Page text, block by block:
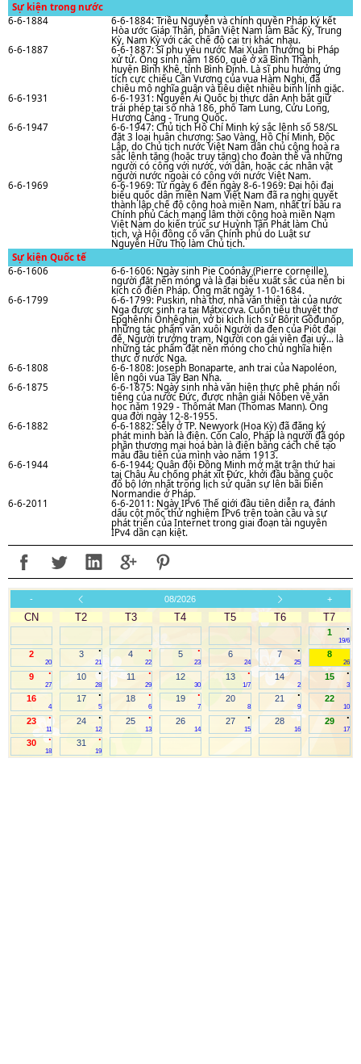
Sự kiện trong nước
6-6-1884
6-6-1884: Triều Nguyễn và chính quyền Pháp ký kết
Hòa ước Giáp Thân, phân Việt Nam làm Bắc Kỳ, Trung
Kỳ, Nam Kỳ với các chế độ cai trị khác nhau.
6-6-1887
6-6-1887: Sĩ phu yêu nước Mai Xuân Thưởng bị Pháp
xử tử. Ông sinh nǎm 1860, quê ở xã Bình Thành,
huyện Bình Khê, tỉnh Bình Định. Là sĩ phu hưởng ứng
tích cực chiếu Cần Vương của vua Hàm Nghi, đã
chiêu mộ nghĩa quân và tiêu diệt nhiều binh lính giặc.
6-6-1931
6-6-1931: Nguyễn Ái Quốc bị thực dân Anh bắt giữ
trái phép tại số nhà 186, phố Tam Lung, Cửu Long,
Hương Cảng - Trung Quốc.
6-6-1947
6-6-1947: Chủ tịch Hồ Chí Minh ký sắc lệnh số 58/SL
đặt 3 loại huân chương: Sao Vàng, Hồ Chí Minh, Độc
Lập, do Chủ tịch nước Việt Nam dân chủ cộng hoà ra
sắc lệnh tặng (hoặc truy tặng) cho đoàn thể và những
người có công với nước, với dân, hoặc các nhân vật
người nước ngoài có công với nước Việt Nam.
6-6-1969
6-6-1969: Từ ngày 6 đến ngày 8-6-1969: Đại hội đại
biểu quốc dân miền Nam Việt Nam đã ra nghị quyết
thành lập chế độ cộng hoà miền Nam, nhất trí bầu ra
Chính phủ Cách mạng lâm thời cộng hoà miền Nam
Việt Nam do kiến trúc sư Huỳnh Tấn Phát làm Chủ
tịch, và Hội đồng cố vấn Chính phủ do Luật sư
Nguyễn Hữu Thọ làm Chủ tịch.
Sự kiện Quốc tế
6-6-1606
6-6-1606: Ngày sinh Pie Coónây (Pierre corneille),
người đặt nền móng và là đại biểu xuất sắc của nền bi
kịch cổ điển Pháp. Ông mất ngày 1-10-1684.
6-6-1799
6-6-1799: Puskin, nhà thơ, nhà vǎn thiên tài của nước
Nga được sinh ra tại Mátxcơva. Cuốn tiểu thuyết thơ
Epghênhi Ônhêghin, vở bi kịch lịch sử Bôrit Gôđunốp,
những tác phẩm vǎn xuôi Người da đen của Piôt đại
đế, Người trưởng trạm, Người con gái viên đại uý... là
những tác phẩm đặt nền móng cho chủ nghĩa hiện
thực ở nước Nga.
6-6-1808
6-6-1808: Joseph Bonaparte, anh trai của Napoléon,
lên ngôi vua Tây Ban Nha.
6-6-1875
6-6-1875: Ngày sinh nhà vǎn hiện thực phê phán nổi
tiếng của nước Đức, được nhận giải Nôben về vǎn
học nǎm 1929 - Thômát Man (Thomas Mann). Ông
qua đời ngày 12-8-1955.
6-6-1882
6-6-1882: Sêly ở TP. Newyork (Hoa Kỳ) đã đǎng ký
phát minh bàn là điện. Còn Calo, Pháp là người đã góp
phần thương mại hoá bàn là điện bằng cách chế tạo
mẫu đầu tiên của mình vào nǎm 1913.
6-6-1944
6-6-1944: Quân đội Đồng Minh mở mặt trận thứ hai
tại Châu Âu chống phát xít Đức, khởi đầu bằng cuộc
đổ bộ lớn nhất trong lịch sử quân sự lên bãi biển
Normandie ở Pháp.
6-6-2011
6-6-2011: Ngày IPv6 Thế giới đầu tiên diễn ra, đánh
dấu cột mốc thử nghiệm IPv6 trên toàn cầu và sự
phát triển của Internet trong giai đoạn tài nguyên
IPv4 dần cạn kiệt.
- 08/2026 +
CN T2 T3 T4 T5 T6 T7
.
1
19/6
2
20
.
3
21
.
4
22
.
5
23
6
24
.
7
25
8
26
.
9
27
.
10
28
.
11
29
12
30
.
13
1/7
14
2
.
15
3
16
4
.
17
5
.
18
6
.
19
7
20
8
.
21
9
22
10
.
23
11
.
24
12
.
25
13
26
14
.
27
15
28
16
.
29
17
.
30
18
.
31
19